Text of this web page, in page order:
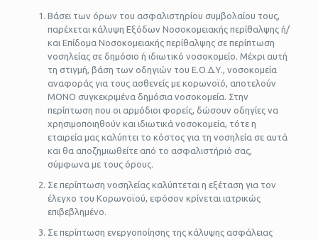
Βάσει των όρων του ασφαλιστηρίου συμβολαίου τους,
παρέχεται κάλυψη Εξόδων Νοσοκομειακής περίθαλψης ή/
και Επίδομα Νοσοκομειακής περίθαλψης σε περίπτωση
νοσηλείας σε δημόσιο ή ιδιωτικό νοσοκομείο. Μέχρι αυτή
τη στιγμή, βάση των οδηγιών του Ε.Ο.Δ.Υ., νοσοκομεία
αναφοράς για τους ασθενείς με κορωνοϊό, αποτελούν
ΜΟΝΟ συγκεκριμένα δημόσια νοσοκομεία. Στην
περίπτωση που οι αρμόδιοι φορείς, δώσουν οδηγίες να
χρησιμοποιηθούν και ιδιωτικά νοσοκομεία, τότε η
εταιρεία μας καλύπτει το κόστος για τη νοσηλεία σε αυτά
και θα αποζημιωθείτε από το ασφαλιστήριό σας,
σύμφωνα με τους όρους.
Σε περίπτωση νοσηλείας καλύπτεται η εξέταση για τον
έλεγχο του Κορωνοϊού, εφόσον κρίνεται ιατρικώς
επιβεβλημένο.
Σε περίπτωση ενεργοποίησης της κάλυψης ασφάλειας